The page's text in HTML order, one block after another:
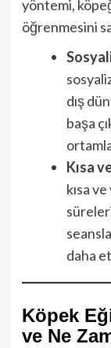
yöntemi,
öğrenmesini
dış
başa
Kısa
kısa
daha
Köpek
ve Ne